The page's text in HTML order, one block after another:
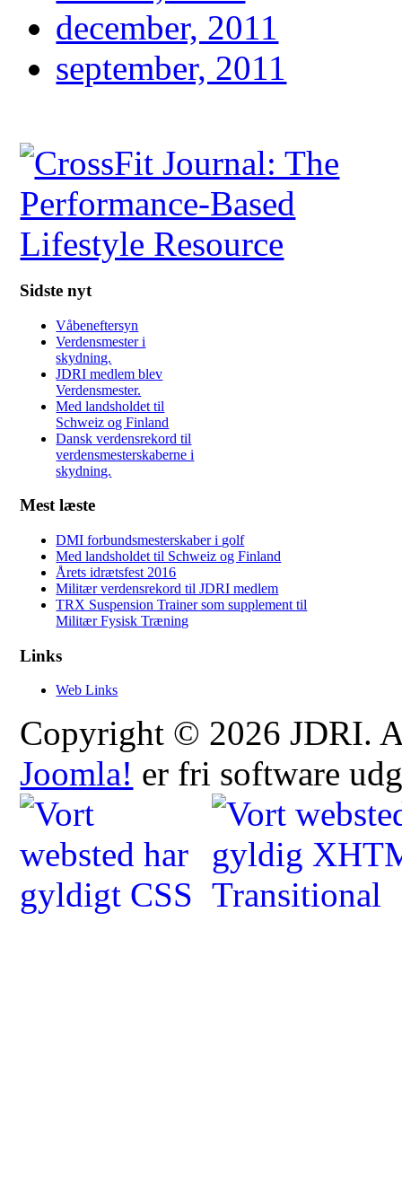
december, 2011
september, 2011
Sidste nyt
Våbeneftersyn
Verdensmester i
skydning.
JDRI medlem blev
Verdensmester.
Med landsholdet til
Schweiz og Finland
Dansk verdensrekord til
verdensmesterskaberne i
skydning.
Mest læste
DMI forbundsmesterskaber i golf
Med landsholdet til Schweiz og Finland
Årets idrætsfest 2016
Militær verdensrekord til JDRI medlem
TRX Suspension Trainer som supplement til
Militær Fysisk Træning
Links
Web Links
Copyright © 2026 JDRI.
Joomla! er fri software